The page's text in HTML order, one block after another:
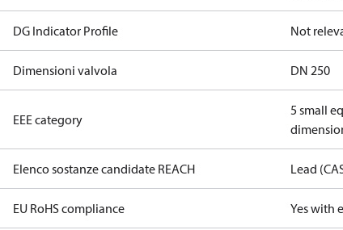
DG Indicator Profile Not
Dimensioni valvola DN 250
EEE category
5 small
Elenco sostanze candidate REACH Lead
EU RoHS compliance Yes with